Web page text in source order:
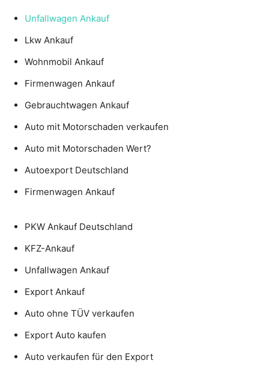
Unfallwagen Ankauf
Lkw Ankauf
Wohnmobil Ankauf
Firmenwagen Ankauf
Gebrauchtwagen Ankauf
Auto mit Motorschaden verkaufen
Auto mit Motorschaden Wert?
Autoexport Deutschland
Firmenwagen Ankauf
PKW Ankauf Deutschland
KFZ-Ankauf
Unfallwagen Ankauf
Export Ankauf
Auto ohne TÜV verkaufen
Export Auto kaufen
Auto verkaufen für den Export